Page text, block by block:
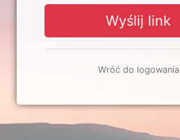
Wyślij link
Wróć do logowania